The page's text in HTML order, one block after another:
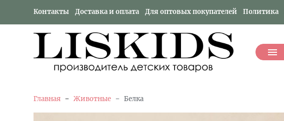
Контакты Доставка и оплата Для оптовых покупателей Политика
Главная - Животные - Белка